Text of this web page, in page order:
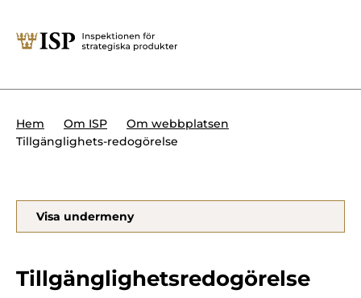
Söktips:
Presskontakt
Krigsmateriel
Produkter med dubbla
Utländska direktinvesteringar
Kemvapen-konventionen
Hem Om ISP
Om webbplatsen
Tillgänglighets-redogörelse
Visa undermeny
Tillgänglighetsredogörelse